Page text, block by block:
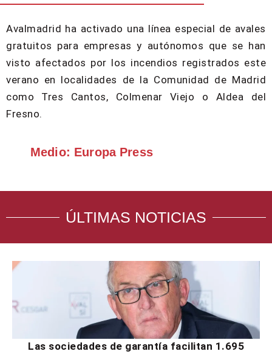
Avalmadrid ha activado una línea especial de avales
gratuitos para empresas y autónomos que se han
visto afectados por los incendios registrados este
verano en localidades de la Comunidad de Madrid
como Tres Cantos, Colmenar Viejo o Aldea del
Fresno.
Medio: Europa Press
ÚLTIMAS NOTICIAS
Las sociedades de garantía facilitan 1.695